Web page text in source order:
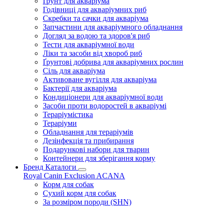
Годівниці для акваріумних риб
Скребки та сачки для акваріума
Запчастини для акваріумного обладнання
Догляд за водою та здоров'я риб
Тести для акваріумної води
Ліки та засоби від хвороб риб
Ґрунтові добрива для акваріумних рослин
Сіль для акваріума
Активоване вугілля для акваріума
Бактерії для акваріума
Кондиціонери для акваріумної води
Засоби проти водоростей в акваріумі
Тераріумістика
Тераріуми
Обладнання для тераріумів
Дезінфекція та прибирання
Подарункові набори для тварин
Контейнери для зберігання корму
Бренд Каталоги
Royal Canin Exclusion ACANA
Корм для собак
Сухий корм для собак
За розміром породи (SHN)